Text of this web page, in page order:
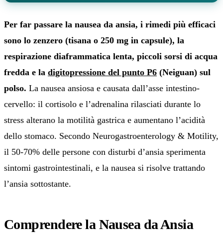
Per far passare la nausea da ansia, i rimedi più efficaci
sono lo zenzero (tisana o 250 mg in capsule), la
respirazione diaframmatica lenta, piccoli sorsi di acqua
fredda e la digitopressione del punto P6 (Neiguan) sul
polso. La nausea ansiosa e causata dall’asse intestino-
cervello: il cortisolo e l’adrenalina rilasciati durante lo
stress alterano la motilità gastrica e aumentano l’acidità
dello stomaco. Secondo Neurogastroenterology & Motility,
il 50-70% delle persone con disturbi d’ansia sperimenta
sintomi gastrointestinali, e la nausea si risolve trattando
l’ansia sottostante.
Comprendere la Nausea da Ansia